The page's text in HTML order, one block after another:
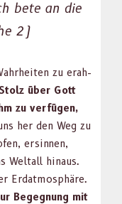
bete an die
2)
zu erah­
über Gott
zu ver­fü­gen,
her den Weg zu
ersin­nen,
Weltall hin­aus.
Erdat­mo­sphäre.
Begeg­nung mit